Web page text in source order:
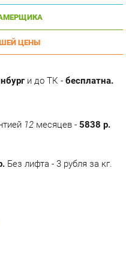
ЦЕНЫ
и до ТК -бесплатна.
Эргономичный и